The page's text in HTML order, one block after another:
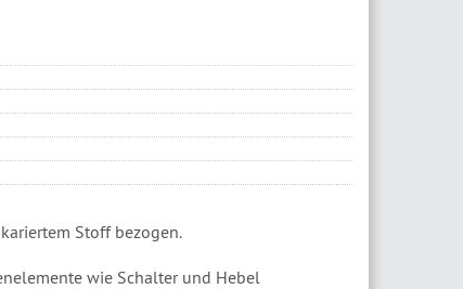
Stoff bezogen.
wie Schalter und Hebel